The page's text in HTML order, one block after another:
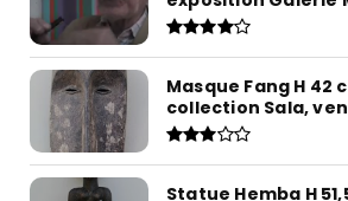
Masque Fang H 42
collection Sala,
Statue Hemba H